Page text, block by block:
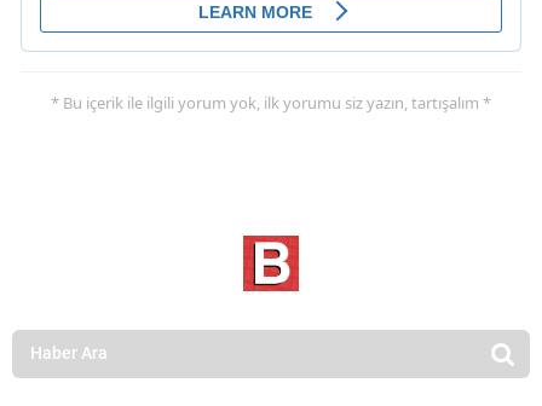
* Bu içerik ile ilgili yorum yok, ilk yorumu siz yazın, tartışalım *